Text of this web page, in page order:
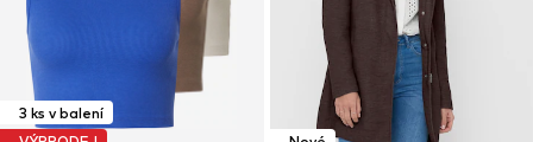
3 ks v balení